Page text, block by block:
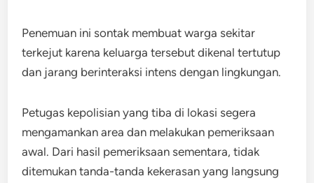
Penemuan ini sontak membuat warga sekitar
terkejut karena keluarga tersebut dikenal tertutup
dan jarang berinteraksi intens dengan lingkungan.
Petugas kepolisian yang tiba di lokasi segera
mengamankan area dan melakukan pemeriksaan
awal. Dari hasil pemeriksaan sementara, tidak
ditemukan tanda-tanda kekerasan yang langsung